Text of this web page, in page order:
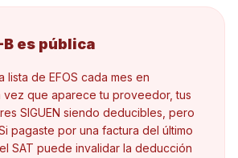
es pública
lista de EFOS cada mes en
vez que aparece tu proveedor, tus
SIGUEN siendo deducibles, pero
pagaste por una factura del último
SAT puede invalidar la deducción